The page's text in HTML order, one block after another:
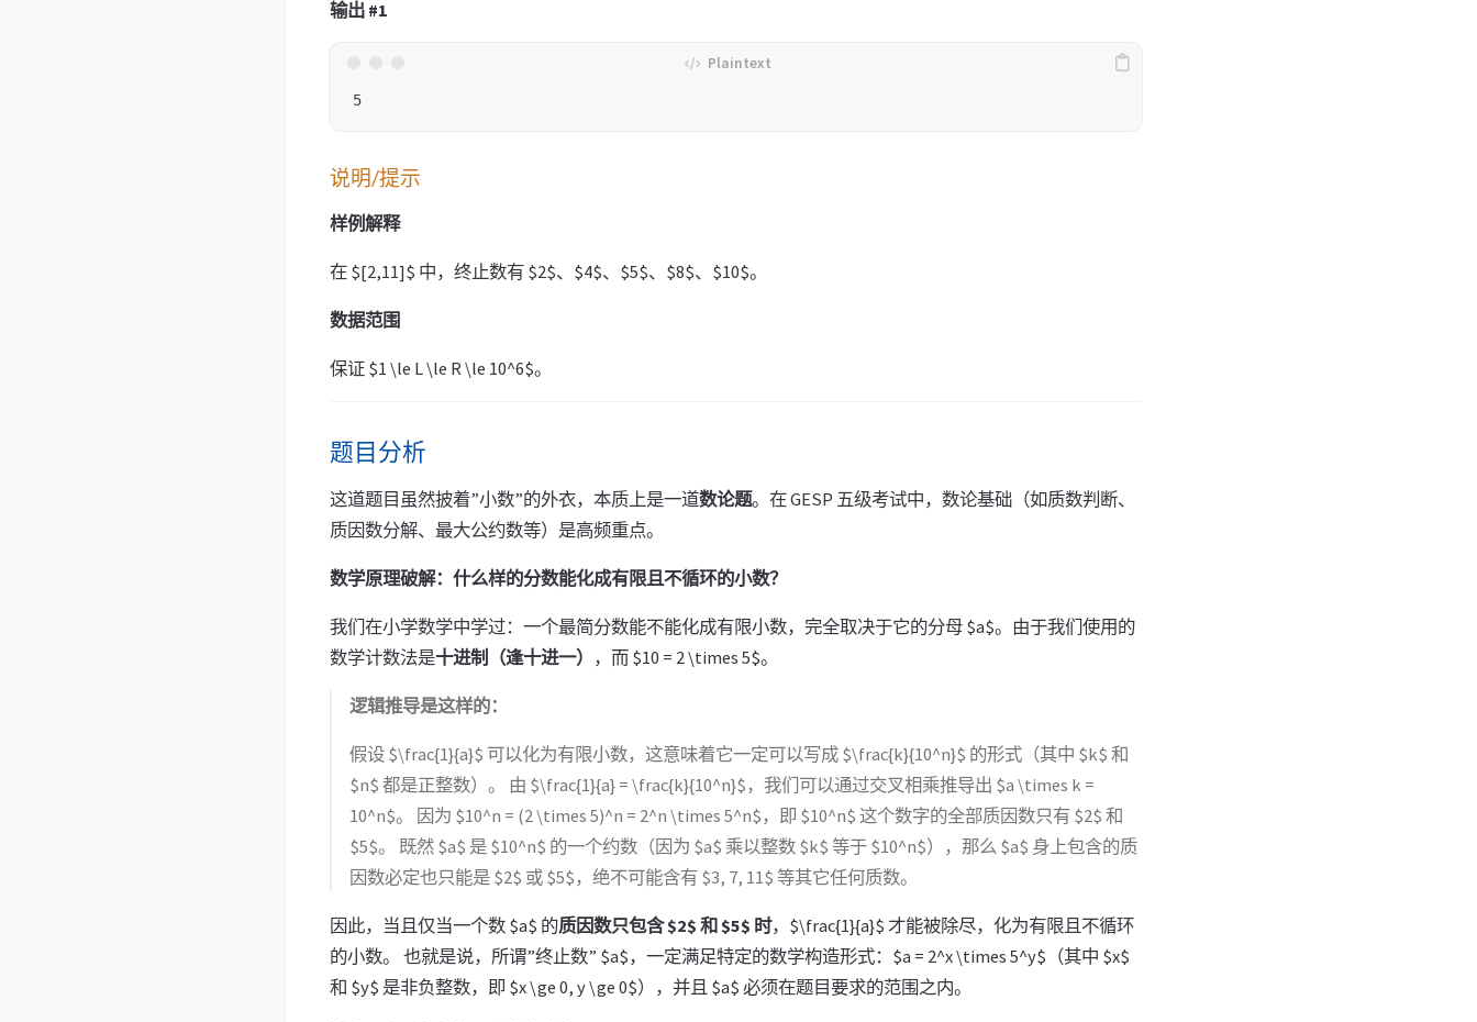
输出 #1
说明/提示
样例解释
在 $[2,11]$ 中，终止数有 $2$、$4$、$5$、$8$、$10$。
数据范围
保证 $1 \le L \le R \le 10^6$。
题目分析
这道题目虽然披着”小数”的外衣，本质上是一道数论题。在 GESP 五级考试中，数论基础（如质数判断、
质因数分解、最大公约数等）是高频重点。
数学原理破解：什么样的分数能化成有限且不循环的小数？
我们在小学数学中学过：一个最简分数能不能化成有限小数，完全取决于它的分母 $a$。由于我们使用的
数学计数法是十进制（逢十进一） ，而 $10 = 2 \times 5$。
逻辑推导是这样的：
假设 $\frac{1}{a}$ 可以化为有限小数，这意味着它一定可以写成 $\frac{k}{10^n}$ 的形式（其中 $k$ 和
$n$ 都是正整数）。 由 $\frac{1}{a} = \frac{k}{10^n}$，我们可以通过交叉相乘推导出 $a \times k =
10^n$。 因为 $10^n = (2 \times 5)^n = 2^n \times 5^n$，即 $10^n$ 这个数字的全部质因数只有 $2$ 和
$5$。 既然 $a$ 是 $10^n$ 的一个约数（因为 $a$ 乘以整数 $k$ 等于 $10^n$），那么 $a$ 身上包含的质
因数必定也只能是 $2$ 或 $5$，绝不可能含有 $3, 7, 11$ 等其它任何质数。
因此，当且仅当一个数 $a$ 的质因数只包含 $2$ 和 $5$ 时，$\frac{1}{a}$ 才能被除尽，化为有限且不循环
的小数。 也就是说，所谓”终止数” $a$，一定满足特定的数学构造形式：$a = 2^x \times 5^y$（其中 $x$
和 $y$ 是非负整数，即 $x \ge 0, y \ge 0$），并且 $a$ 必须在题目要求的范围之内。